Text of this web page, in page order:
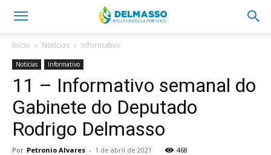
Início Notícias Informativo
Notícias Informativo
11 – Informativo semanal do
Gabinete do Deputado
Rodrigo Delmasso
Por Petronio Alvares - 1 de abril de 2021 468